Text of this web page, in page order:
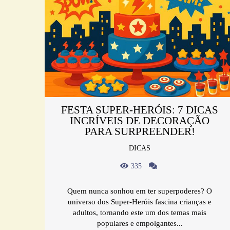
FESTA SUPER-HERÓIS: 7 DICAS
INCRÍVEIS DE DECORAÇÃO
PARA SURPREENDER!
DICAS
335
Quem nunca sonhou em ter superpoderes? O
universo dos Super-Heróis fascina crianças e
adultos, tornando este um dos temas mais
populares e empolgantes...